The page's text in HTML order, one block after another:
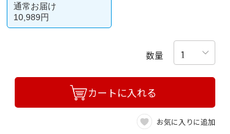
通常お届け
10,989円
数量
カートに入れる
お気に入りに追加